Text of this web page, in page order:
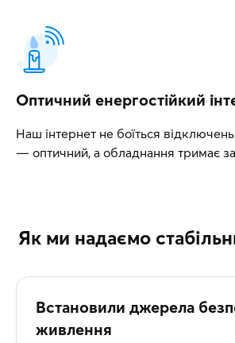
Оптичний енергостійкий
Наш інтернет не боїться відключень
— оптичний, а обладнання тримає
Як ми надаємо
Встановили джерела
живлення